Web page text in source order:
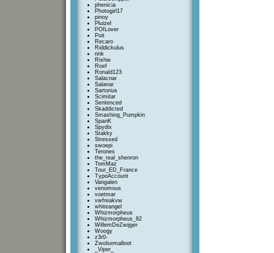
phenicia
Photogirl17
pinoy
Pluizel
POILover
Poit
Recaro
Riddickulus
rink
Rishie
Roef
Ronald123
Salacnar
Salanar
Sartorius
Scimitar
Sentenced
Skaddicted
Smashing_Pumpkin
SpanK
Spydix
Stakky
Stressed
swoepi
Terones
the_real_shenron
TomMaz
Tour_ED_France
TypoAccount
Vangalen
venomous
voetmar
vwfreakvw
whiteangel
Whizmorpheus
Whizmorpheus_82
WillemDeZwijger
Woogy
z3r0-
Zwolsemalloot
_Viper_